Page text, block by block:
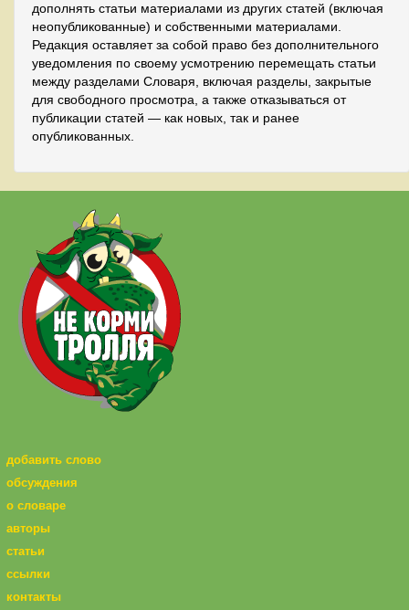
дополнять статьи материалами из других статей (включая
неопубликованные) и собственными материалами.
Редакция оставляет за собой право без дополнительного
уведомления по своему усмотрению перемещать статьи
между разделами Словаря, включая разделы, закрытые
для свободного просмотра, а также отказываться от
публикации статей — как новых, так и ранее
опубликованных.
добавить слово
обсуждения
о словаре
авторы
статьи
ссылки
контакты